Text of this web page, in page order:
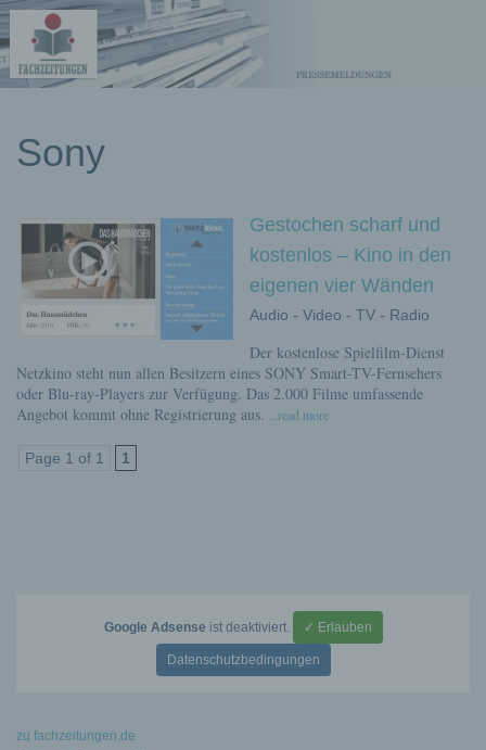
Pressemeldungen
Sony
Gestochen scharf und
kostenlos – Kino in den
eigenen vier Wänden
Audio - Video - TV - Radio
Der kostenlose Spielfilm-Dienst
Netzkino steht nun allen Besitzern eines SONY Smart-TV-Fernsehers
oder Blu-ray-Players zur Verfügung. Das 2.000 Filme umfassende
Angebot kommt ohne Registrierung aus. ...read more
Page 1 of 1 1
Google Adsense ist deaktiviert. ✓ Erlauben
Datenschutzbedingungen
zu fachzeitungen.de